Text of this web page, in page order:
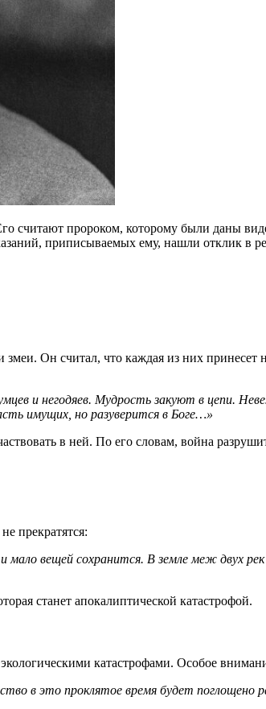
считают пророком, которому были даны
приписываемых ему, нашли отклик в
Он считал, что каждая из них принесет
и негодяев. Мудрость закуют в цепи.
имущих, но разуверится в Боге…»
в ней. По его словам, война
прекратятся:
вещей сохранится. В земле меж двух
станет апокалиптической катастрофой.
катастрофами. Особое
в это проклятое время будет